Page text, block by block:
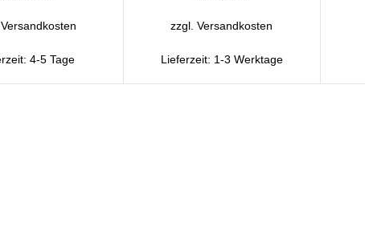
Versandkosten
4-5 Tage
zzgl.Versandkosten
Lieferzeit: 1-3 Werktage